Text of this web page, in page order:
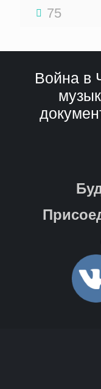
75
Война в